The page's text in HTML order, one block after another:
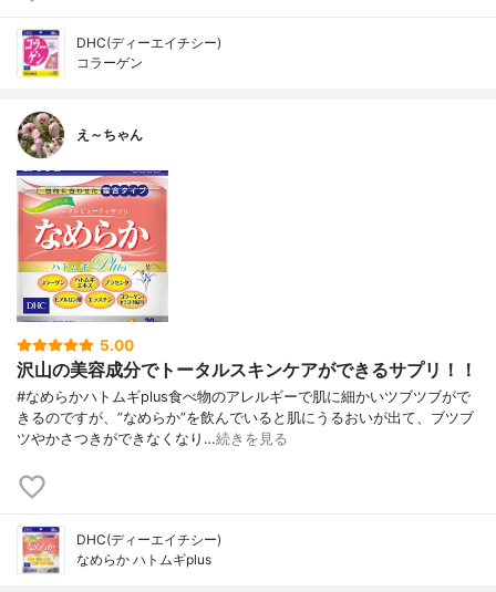
DHC(ディーエイチシー)
コラーゲン
え～ちゃん
5.00
沢山の美容成分でトータルスキンケアができるサプリ！！
#なめらかハトムギplus食べ物のアレルギーで肌に細かいツブツブがで
きるのですが、”なめらか”を飲んでいると肌にうるおいが出て、ブツブ
ツやかさつきができなくなり…続きを見る
DHC(ディーエイチシー)
なめらか ハトムギplus